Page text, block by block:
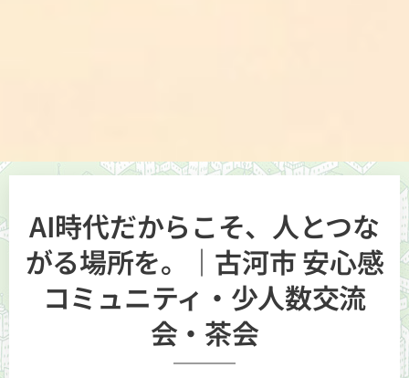
AI時代だからこそ、人とつな
がる場所を。｜古河市 安心感
コミュニティ・少人数交流
会・茶会